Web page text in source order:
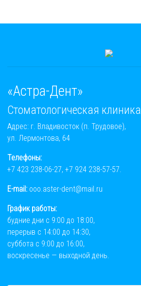
«Астра-Дент»
Стоматологическая клиника
Адрес: г. Владивосток (п. Трудовое),
ул. Лермонтова, 64
Телефоны:
+7 423 238-06-27, +7 924 238-57-57.
E-mail: ooo.aster-dent@mail.ru
График работы:
будние дни с 9:00 до 18:00,
перерыв с 14:00 до 14:30,
суббота с 9:00 до 16:00,
воскресенье — выходной день.